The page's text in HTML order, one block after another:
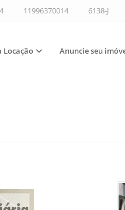
11996370014 6138-J
Locação Anuncie seu